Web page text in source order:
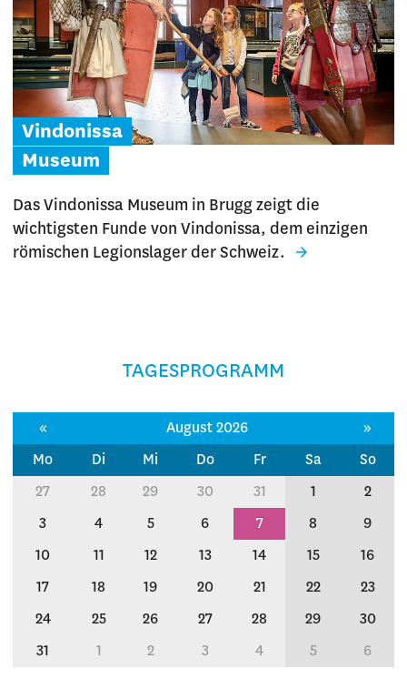
Vindonissa
Museum
Das Vindonissa Museum in Brugg zeigt die
wichtigsten Funde von Vindonissa, dem einzigen
römischen Legionslager der Schweiz.
TAGESPROGRAMM
« August 2026 »
Mo Di Mi Do Fr Sa So
27 28 29 30 31 1 2
3 4 5 6 7 8 9
10 11 12 13 14 15 16
17 18 19 20 21 22 23
24 25 26 27 28 29 30
31 1 2 3 4 5 6